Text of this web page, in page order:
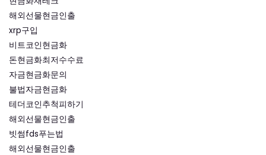
해외선물현금인출
xrp구입
비트코인현금화
돈현금화최저수수료
자금현금화문의
불법자금현금화
테더코인추척피하기
해외선물현금인출
빗썸fds푸는법
해외선물현금인출